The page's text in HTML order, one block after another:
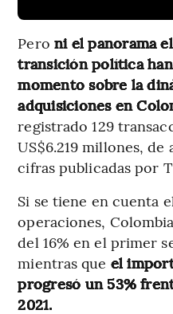
Pero ni el panorama
transición política
momento sobre la
adquisiciones en
registrado 129
US$6.219 millones,
cifras publicadas por
Si se tiene en cuenta
operaciones,
del 16% en el primer
mientras que el
progresó un 53%
2021.